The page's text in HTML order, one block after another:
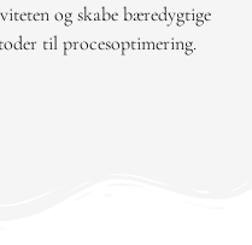
og skabe bæredygtige
til procesoptimering.